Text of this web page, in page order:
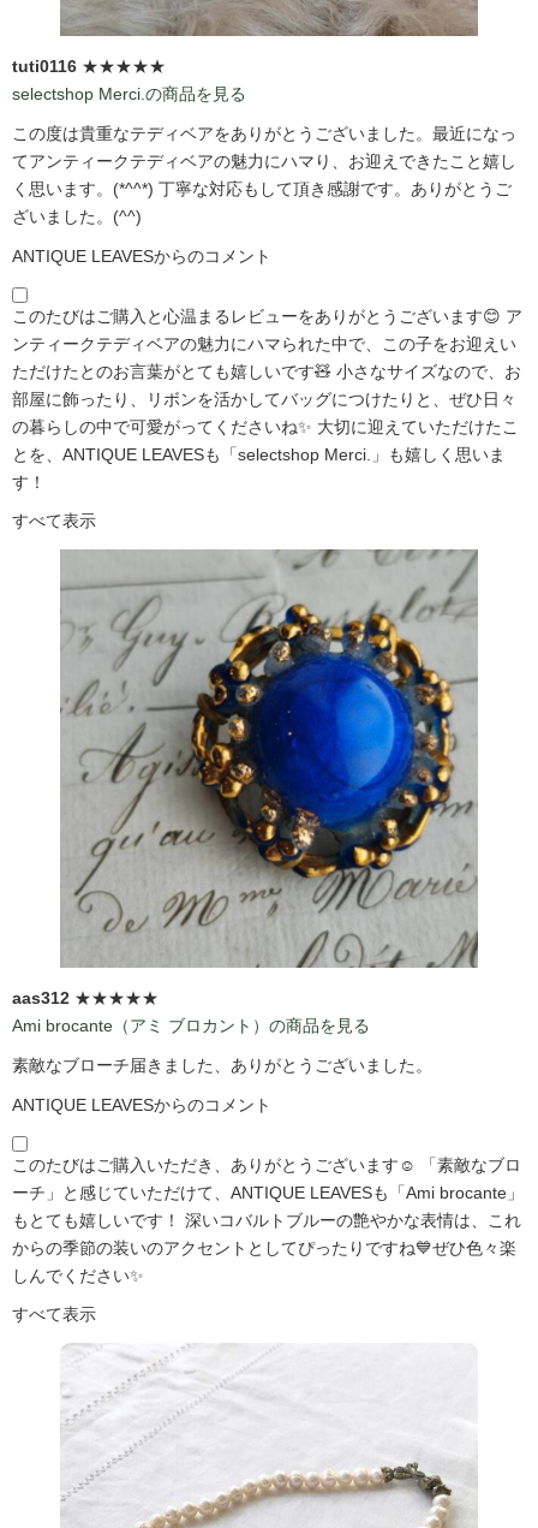
tuti0116 ★★★★★
selectshop Merci.の商品を見る
この度は貴重なテディベアをありがとうございました。最近になっ
てアンティークテディベアの魅力にハマり、お迎えできたこと嬉し
く思います。(*^^*) 丁寧な対応もして頂き感謝です。ありがとうご
ざいました。(^^)
ANTIQUE LEAVESからのコメント
このたびはご購入と心温まるレビューをありがとうございます😊 ア
ンティークテディベアの魅力にハマられた中で、この子をお迎えい
ただけたとのお言葉がとても嬉しいです🧸 小さなサイズなので、お
部屋に飾ったり、リボンを活かしてバッグにつけたりと、ぜひ日々
の暮らしの中で可愛がってくださいね✨ 大切に迎えていただけたこ
とを、ANTIQUE LEAVESも「selectshop Merci.」も嬉しく思いま
す！
すべて表示
aas312 ★★★★★
Ami brocante（アミ ブロカント）の商品を見る
素敵なブローチ届きました、ありがとうございました。
ANTIQUE LEAVESからのコメント
このたびはご購入いただき、ありがとうございます☺️ 「素敵なブロ
ーチ」と感じていただけて、ANTIQUE LEAVESも「Ami brocante」
もとても嬉しいです！ 深いコバルトブルーの艶やかな表情は、これ
からの季節の装いのアクセントとしてぴったりですね💙ぜひ色々楽
しんでください✨
すべて表示